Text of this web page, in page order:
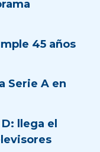
45 años
Serie A en
llega el